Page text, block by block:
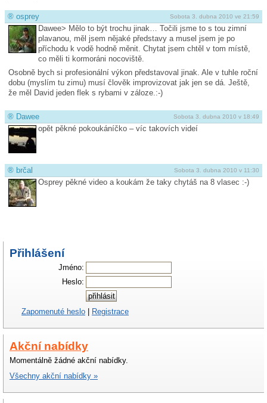
Sobota 3. dubna 2010 ve 21:59
® osprey
Dawee> Mělo to být trochu jinak… Točili jsme to s tou zimní
plavanou, měl jsem nějaké představy a musel jsem je po
příchodu k vodě hodně měnit. Chytat jsem chtěl v tom místě,
co měli ti kormoráni nocoviště.
Osobně bych si profesionální výkon představoval jinak. Ale v tuhle roční
dobu (myslím tu zimu) musí člověk improvizovat jak jen se dá. Ještě,
že měl David jeden flek s rybami v záloze.:-)
Sobota 3. dubna 2010 v 18:49
® Dawee
opět pěkné pokoukáníčko – víc takovích videí
Sobota 3. dubna 2010 v 11:30
® brčal
Osprey pěkné video a koukám že taky chytáš na 8 vlasec :-)
Přihlášení
Jméno:
Heslo:
Zapomenuté heslo Registrace
Akční nabídky
Momentálně žádné akční nabídky.
Všechny akční nabídky »